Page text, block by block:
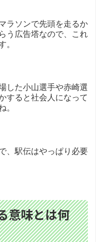
ラソンで先頭を走るか
う広告塔なので、これ
。
した小山選手や赤崎選
すると社会人になって
。
、駅伝はやっぱり必要
意味とは何